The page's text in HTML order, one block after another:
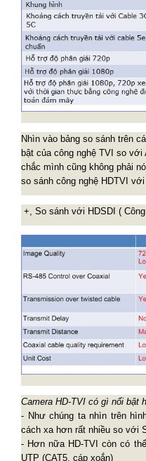
Nhìn vào bảng so sánh trên
bật của công nghệ TVI so với
chắc mình cũng không phải
so sánh công nghệ HDTVI
+, So sánh với HDSDI (
Camera HD-TVI có gì nổi bật
- Như chúng ta nhìn trên
cách xa hơn rất nhiều so với
- Hơn nữa HD-TVI còn có
UTP (CAT5, cáp xoắn)